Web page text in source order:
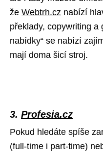
že Webtrh.cz nabízí
překlady, copywriting a
nabídky“ se nabízí
mají doma šicí stroj.
3. Profesia.cz
Pokud hledáte spíše
(full-time i part-time)